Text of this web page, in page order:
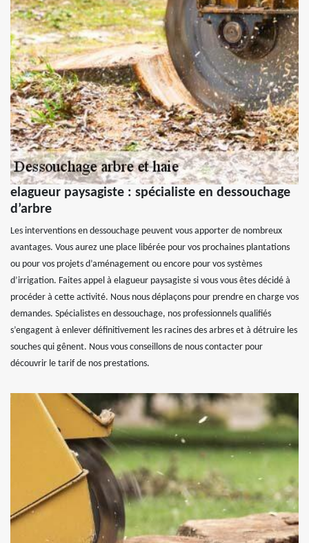
elagueur paysagiste : spécialiste en dessouchage
d’arbre
Les interventions en dessouchage peuvent vous apporter de nombreux
avantages. Vous aurez une place libérée pour vos prochaines plantations
ou pour vos projets d’aménagement ou encore pour vos systèmes
d’irrigation. Faites appel à elagueur paysagiste si vous vous êtes décidé à
procéder à cette activité. Nous nous déplaçons pour prendre en charge vos
demandes. Spécialistes en dessouchage, nos professionnels qualifiés
s’engagent à enlever définitivement les racines des arbres et à détruire les
souches qui gênent. Nous vous conseillons de nous contacter pour
découvrir le tarif de nos prestations.